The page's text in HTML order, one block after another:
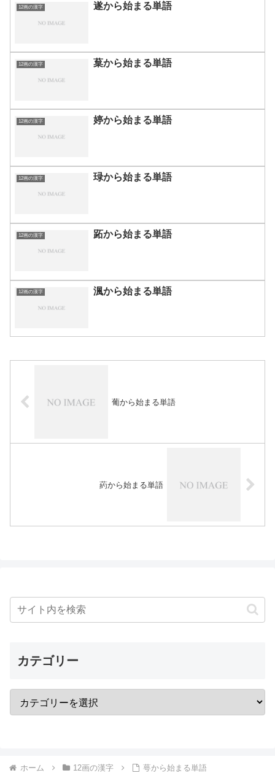
12画の漢字 遂から始まる単語
12画の漢字 葈から始まる単語
12画の漢字 婷から始まる単語
12画の漢字 琭から始まる単語
12画の漢字 跖から始まる単語
12画の漢字 渢から始まる単語
葡から始まる単語
葯から始まる単語
カテゴリー
ホーム 12画の漢字 萼から始まる単語